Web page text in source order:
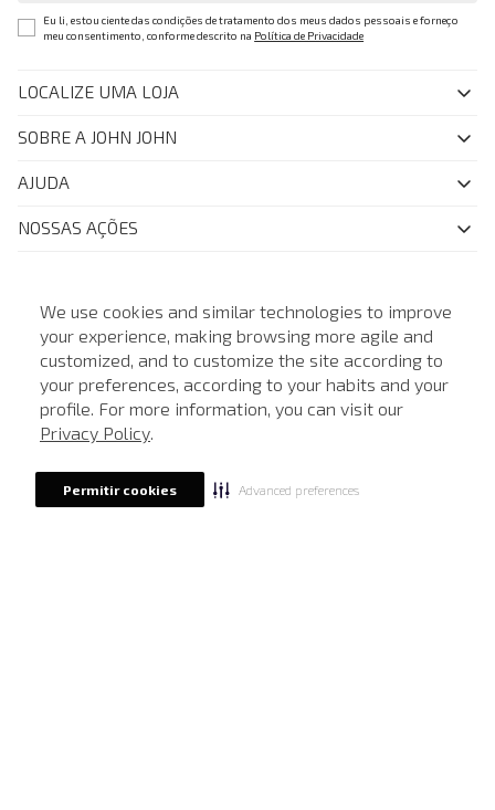
We use cookies and similar technologies to improve
your experience, making browsing more agile and
customized, and to customize the site according to
your preferences, according to your habits and your
profile. For more information, you can visit our
Privacy Policy.
Permitir cookies Advanced preferences
Eu li, estou ciente das condições de tratamento dos meus dados pessoais e forneço
meu consentimento, conforme descrito na Política de Privacidade
LOCALIZE UMA LOJA
SOBRE A JOHN JOHN
Quem Somos
John John Club
Central de Preferências
Ética e Sustentabilidade
ModaComVerso
APP
AJUDA
FAQ
Trocas e Devoluções
Regulamentos
Seja um Revendedor
Seja um Franqueado
NOSSAS AÇÕES
Itau Personnalite
Denim Guide
FORMAS DE PAGAMENTO